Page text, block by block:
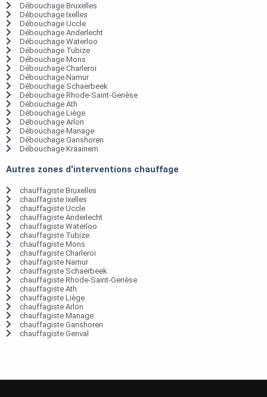
Débouchage Bruxelles
Débouchage Ixelles
Débouchage Uccle
Débouchage Anderlecht
Débouchage Waterloo
Débouchage Tubize
Débouchage Mons
Débouchage Charleroi
Débouchage Namur
Débouchage Schaerbeek
Débouchage Rhode-Saint-Genèse
Débouchage Ath
Débouchage Liège
Débouchage Arlon
Débouchage Manage
Débouchage Ganshoren
Débouchage Kraainem
Autres zones d'interventions chauffage
chauffagiste Bruxelles
chauffagiste Ixelles
chauffagiste Uccle
chauffagiste Anderlecht
chauffagiste Waterloo
chauffagiste Tubize
chauffagiste Mons
chauffagiste Charleroi
chauffagiste Namur
chauffagiste Schaerbeek
chauffagiste Rhode-Saint-Genèse
chauffagiste Ath
chauffagiste Liège
chauffagiste Arlon
chauffagiste Manage
chauffagiste Ganshoren
chauffagiste Genval